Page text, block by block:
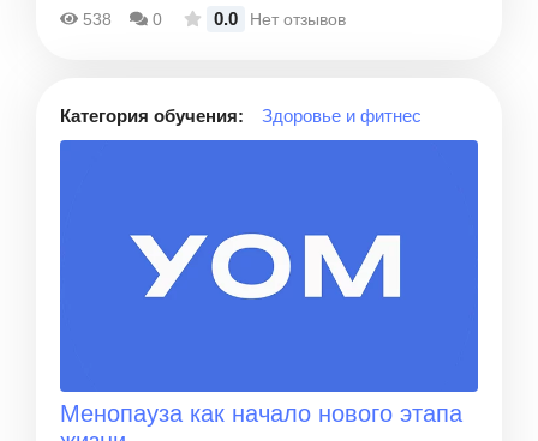
538 0 0.0 Нет отзывов
Категория обучения: Здоровье и фитнес
Менопауза как начало нового этапа